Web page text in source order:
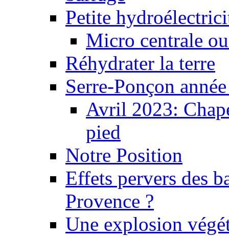
Petite
Micro centrale
Réhydrater la terre
Serre-Ponçon
Avril 2023:
pied
Notre Position
Effets pervers des
Provence ?
Une explosion